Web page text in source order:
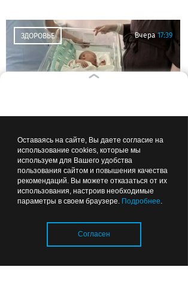
Лента новостей
ЗДОРОВЬЕ Вчера 17:39
В Калининграде родился
малыш-богатырь
КАЛИНИНГРАД В ЦИФРАХ Вчера 16:00
Оставаясь на сайте, Вы даете согласие на
использование cookies, которые мы
используем для Вашего удобства
пользования сайтом и повышения качества
рекомендаций. Вы можете отказаться от их
использования, настроив необходимые
параметры в своем браузере. Подробнее.
Согласен